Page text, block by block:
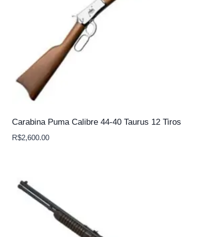
Carabina Puma Calibre 44-40 Taurus 12 Tiros
R$2,600.00